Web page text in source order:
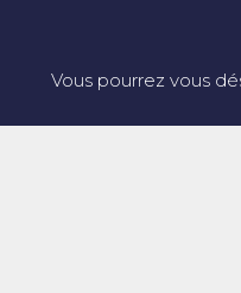
Vous pourrez vous